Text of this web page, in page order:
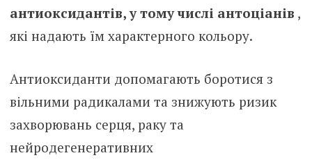
антиоксидантів, у тому числі антоціанів ,
які надають їм характерного кольору.
Антиоксиданти допомагають боротися з
вільними радикалами та знижують ризик
захворювань серця, раку та
нейродегенеративних